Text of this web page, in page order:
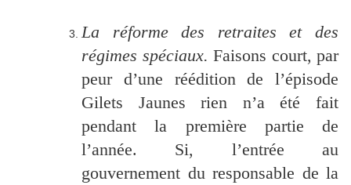
La réforme des retraites et des
régimes spéciaux. Faisons court, par
peur d’une réédition de l’épisode
Gilets Jaunes rien n’a été fait
pendant la première partie de
l’année. Si, l’entrée au
gouvernement du responsable de la